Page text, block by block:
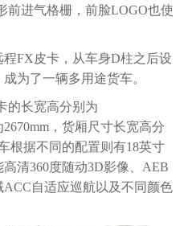
前进气格栅，前脸LOGO也使
FX皮卡，从车身D柱之后设
为了一辆多用途货车。
的长宽高分别为
2670mm，货厢尺寸长宽高分
根据不同的配置则有18英寸
清360度随动3D影像、AEB
自适应巡航以及不同颜色